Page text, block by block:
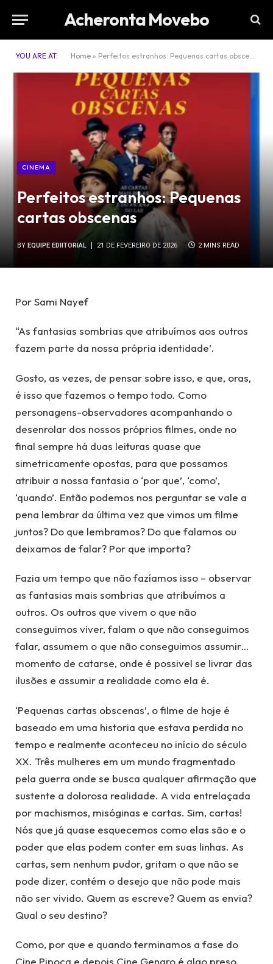
Acheronta Movebo
YOU ARE AT: Home » Perfeitos estranhos: Pequenas cartas obscenas
CINEMA
Perfeitos estranhos: Pequenas
cartas obscenas
BY EQUIPE EDIITORIAL 21 DE FEVEREIRO DE 2026 2 MINS READ
Por Sami Nayef
“As fantasias sombrias que atribuímos aos outros
fazem parte da nossa própria identidade’.
Gosto, as vezes, de pensar sobre isso, e que, oras,
é isso que fazemos o tempo todo. Como
personagens-observadores acompanhando o
desenrolar dos nossos próprios filmes, onde no
final sempre há duas leituras quase que
simetricamente opostas, para que possamos
atribuir a nossa fantasia o ‘por que’, ‘como’,
‘quando’. Então podemos nos perguntar se vale a
pena lembrar da última vez que vimos um filme
juntos? Do que lembramos? Do que falamos ou
deixamos de falar? Por que importa?
Fazia um tempo que não fazíamos isso – observar
as fantasias mais sombrias que atribuímos a
outros. Os outros que vivem o que não
conseguimos viver, falam o que não conseguimos
falar, assumem o que não conseguimos assumir…
momento de catarse, onde é possivel se livrar das
ilusões e assumir a realidade como ela é.
‘Pequenas cartas obscenas’, o filme de hoje é
baseado em uma historia que estava perdida no
tempo e realmente aconteceu no início do século
XX. Três mulheres em um mundo fragmentado
pela guerra onde se busca qualquer afirmação que
sustente a dolorosa realidade. A vida entrelaçada
por machismos, misóginas e cartas. Sim, cartas!
Nós que já quase esquecemos como elas são e o
poder que elas podem conter em suas linhas. As
cartas, sem nenhum pudor, gritam o que não se
pode dizer, contém o desejo que não pode mais
não ser vivido. Quem as escreve? Quem as envia?
Qual o seu destino?
Como, por que e quando terminamos a fase do
Cine Pipoca e depois Cine Genaro é algo preso